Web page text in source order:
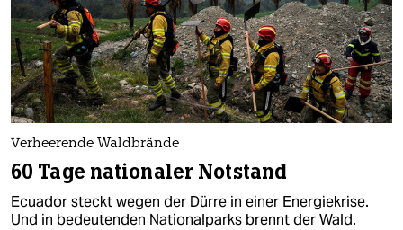
Verheerende Waldbrände
60 Tage nationaler Notstand
Ecuador steckt wegen der Dürre in einer Energiekrise.
Und in bedeutenden Nationalparks brennt der Wald.